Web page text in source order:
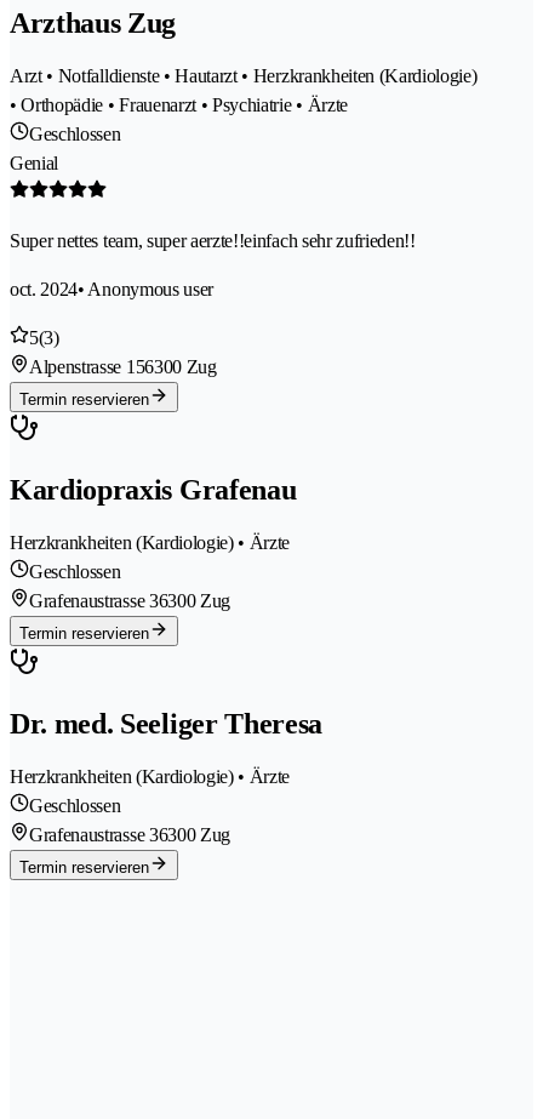
Arzthaus Zug
Arzt • Notfalldienste • Hautarzt • Herzkrankheiten (Kardiologie)
• Orthopädie • Frauenarzt • Psychiatrie • Ärzte
Geschlossen
Genial
Super nettes team, super aerzte!!einfach sehr zufrieden!!
oct. 2024• Anonymous user
5(3)
Alpenstrasse 156300 Zug
Termin reservieren
Kardiopraxis Grafenau
Herzkrankheiten (Kardiologie) • Ärzte
Geschlossen
Grafenaustrasse 36300 Zug
Termin reservieren
Dr. med. Seeliger Theresa
Herzkrankheiten (Kardiologie) • Ärzte
Geschlossen
Grafenaustrasse 36300 Zug
Termin reservieren